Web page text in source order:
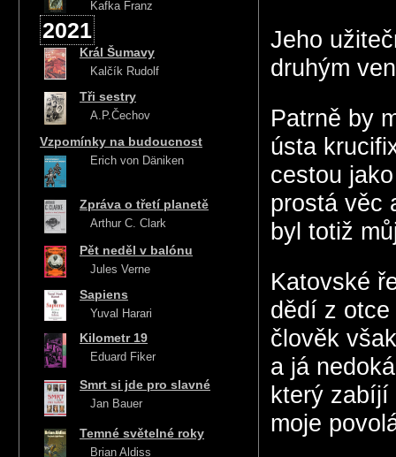
Kafka Franz
2021
Král Šumavy
Kalčík Rudolf
Tři sestry
A.P.Čechov
Vzpomínky na budoucnost
Erich von Däniken
Zpráva o třetí planetě
Arthur C. Clark
Pět neděl v balónu
Jules Verne
Sapiens
Yuval Harari
Kilometr 19
Eduard Fiker
Smrt si jde pro slavné
Jan Bauer
Temné světelné roky
Brian Aldiss
Jeho
druhým
Patrně by
ústa
cestou
prostá věc
byl totiž
Katovské
dědí z
člověk
a já
který
moje